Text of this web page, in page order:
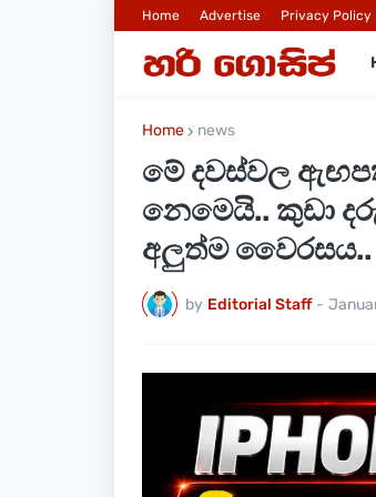
Home Advertise Privacy Policy
Home news
මේ දවස්වල
නෙමෙයි.. කුඩා
අලුත්ම වෛරසය..
by Editorial Staff -